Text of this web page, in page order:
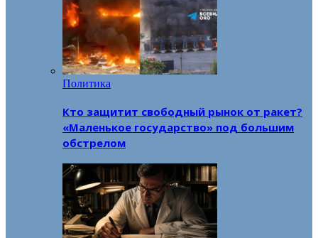
Политика
Кто защитит свободный рынок от ракет?
«Маленькое государство» под большим
обстрелом